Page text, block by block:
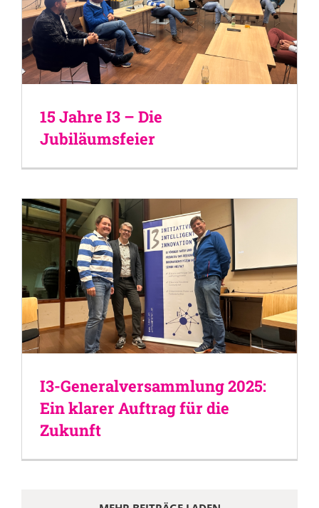
15 Jahre I3 – Die
Jubiläumsfeier
I3-Generalversammlung 2025:
Ein klarer Auftrag für die
Zukunft